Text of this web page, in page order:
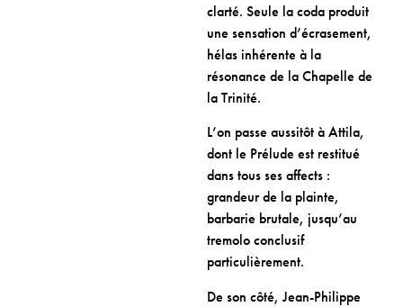
clarté. Seule la coda produit
une sensation d’écrasement,
hélas inhérente à la
résonance de la Chapelle de
la Trinité.
L’on passe aussitôt à Attila,
dont le Prélude est restitué
dans tous ses affects :
grandeur de la plainte,
barbarie brutale, jusqu’au
tremolo conclusif
particulièrement.
De son côté, Jean-Philippe